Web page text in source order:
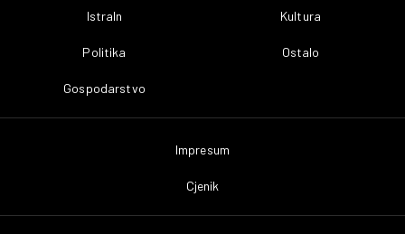
IstraIn
Politika
Gospodarstvo
Kultura
Ostalo
Impresum
Cjenik